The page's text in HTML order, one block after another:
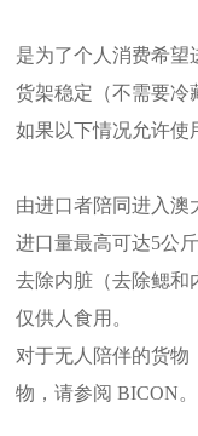
是为了个人消费希望
货架稳定（不需要冷
如果以下情况允许使
由进口者陪同进入澳
进口量最高可达5公斤
去除内脏（去除鳃和
仅供人食用。
对于无人陪伴的货物
物，请参阅 BICON。